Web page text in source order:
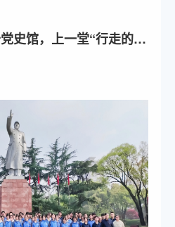
史馆，上一堂“行走的思